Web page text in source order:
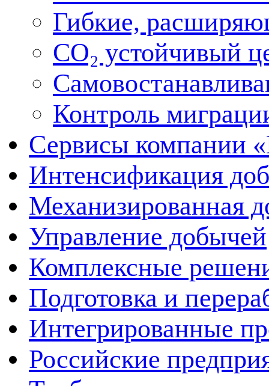
Гибкие,
CO₂ устойчивый
Контроль
Сервисы компании
Интенсификация
Механизированная
Управление добычей
Комплексные
Подготовка и
Интегрированные
Российские